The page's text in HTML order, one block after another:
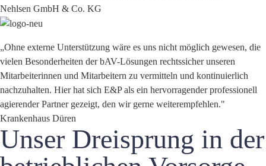
Nehlsen GmbH & Co. KG
„Ohne externe Unterstützung wäre es uns nicht möglich gewesen, die
vielen Besonderheiten der bAV-Lösungen rechtssicher unseren
Mitarbeiterinnen und Mitarbeitern zu vermitteln und kontinuierlich
nachzuhalten. Hier hat sich E&P als ein hervorragender professionell
agierender Partner gezeigt, den wir gerne weiterempfehlen."
Krankenhaus Düren
Unser Dreisprung in der